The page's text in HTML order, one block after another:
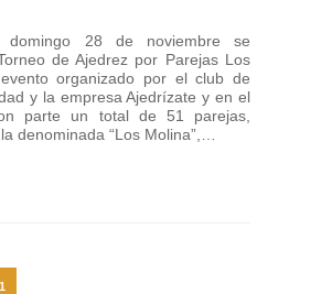
domingo 28 de noviembre se
de Ajedrez por Parejas Los
organizado por el club de
y la empresa Ajedrízate y en el
parte un total de 51 parejas,
denominada “Los Molina”,…